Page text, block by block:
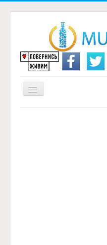
Перемикач
навігації